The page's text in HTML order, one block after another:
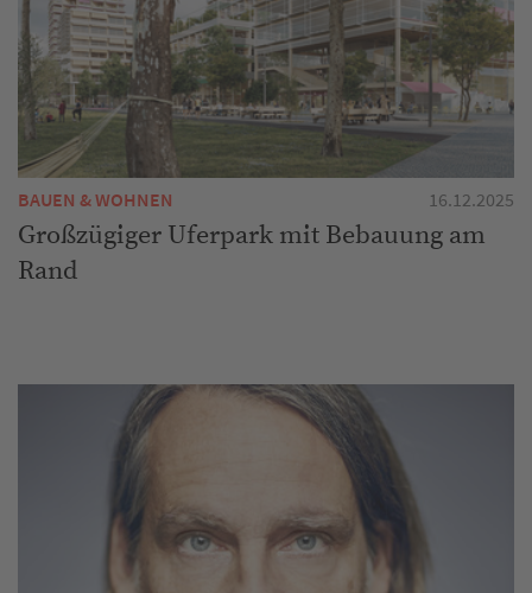
BAUEN & WOHNEN 16.12.2025
Großzügiger Uferpark mit Bebauung am
Rand